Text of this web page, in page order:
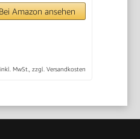
Amazon ansehen
MwSt., zzgl. Versandkosten